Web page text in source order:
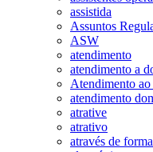
assistida
Assuntos
ASW
atendimento
atendimento a
Atendimento
atendimento
atrative
atrativo
através de